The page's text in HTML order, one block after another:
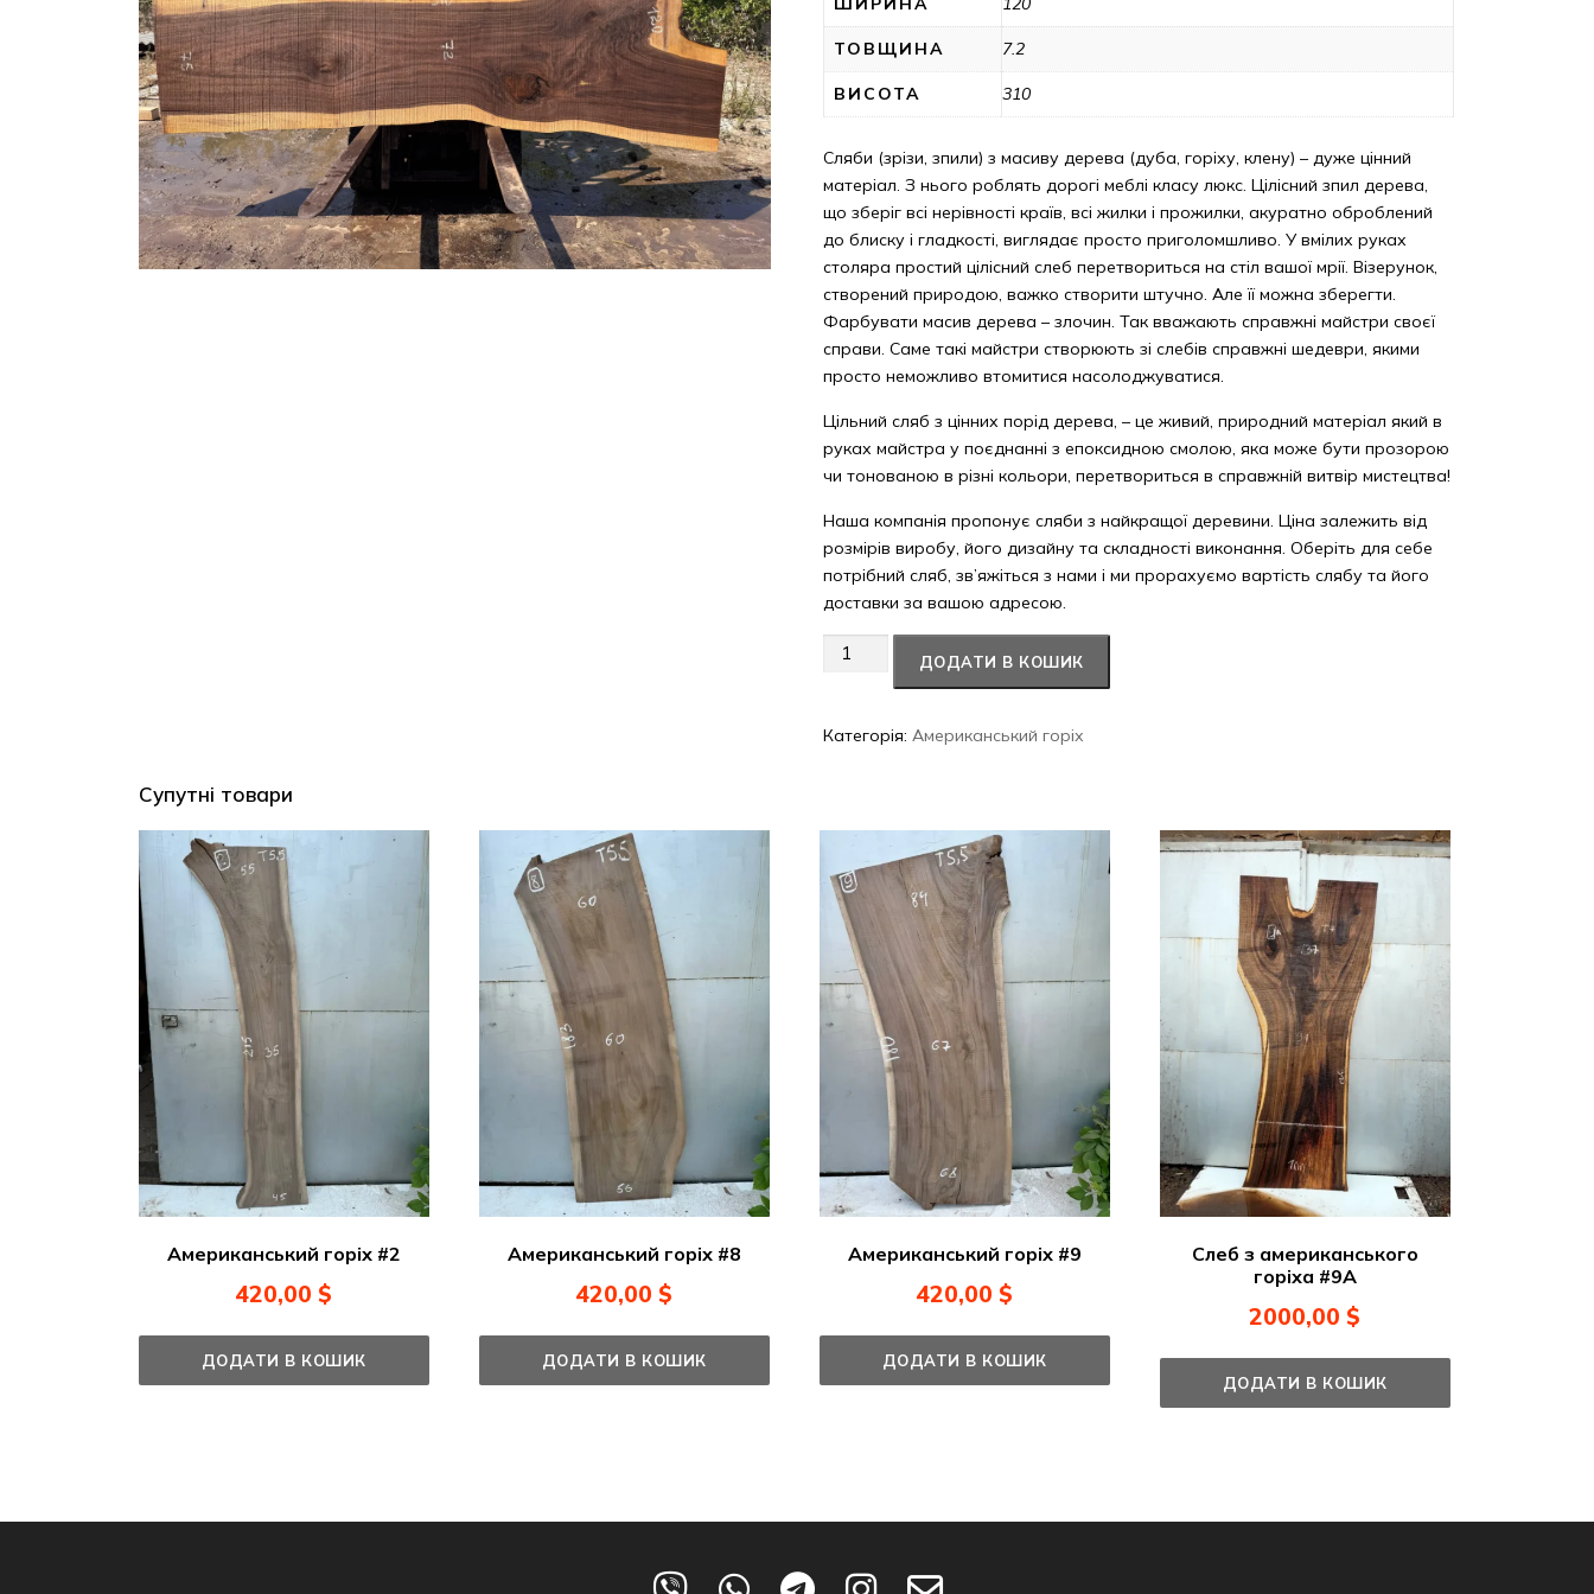
ТОВЩИНА 7.2
ВИСОТА 310
Сляби (зрізи, зпили) з масиву дерева (дуба, горіху, клену) – дуже цінний
матеріал. З нього роблять дорогі меблі класу люкс. Цілісний зпил дерева,
що зберіг всі нерівності країв, всі жилки і прожилки, акуратно оброблений
до блиску і гладкості, виглядає просто приголомшливо. У вмілих руках
столяра простий цілісний слеб перетвориться на стіл вашої мрії. Візерунок,
створений природою, важко створити штучно. Але її можна зберегти.
Фарбувати масив дерева – злочин. Так вважають справжні майстри своєї
справи. Саме такі майстри створюють зі слебів справжні шедеври, якими
просто неможливо втомитися насолоджуватися.
Цільний сляб з цінних порід дерева, – це живий, природний матеріал який в
руках майстра у поєднанні з епоксидною смолою, яка може бути прозорою
чи тонованою в різні кольори, перетвориться в справжній витвір мистецтва!
Наша компанія пропонує сляби з найкращої деревини. Ціна залежить від
розмірів виробу, його дизайну та складності виконання. Оберіть для себе
потрібний сляб, зв’яжіться з нами і ми прорахуємо вартість слябу та його
доставки за вашою адресою.
Американський
кількість
ДОДАТИ В КОШИК
Категорія:Американський горіх
Супутні товари
Американський горіх #2
420,00$
ДОДАТИ В КОШИК
Американський горіх #8
420,00$
ДОДАТИ В КОШИК
Американський горіх #9
420,00$
ДОДАТИ В КОШИК
Слеб з американського
горіха #9A
2000,00$
ДОДАТИ В КОШИК